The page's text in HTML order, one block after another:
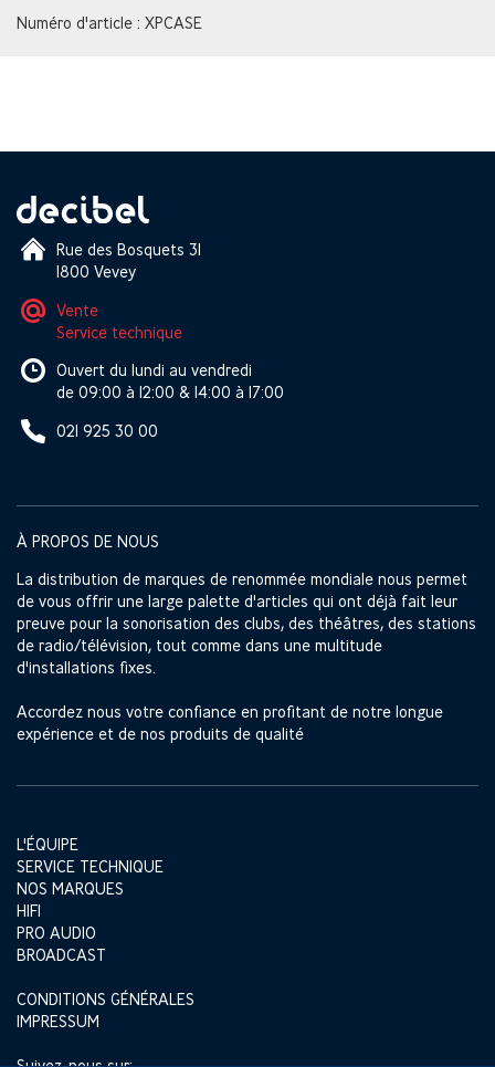
Numéro d'article : XPCASE
Rue des Bosquets 31
1800 Vevey
Vente
Service technique
Ouvert du lundi au vendredi
de 09:00 à 12:00 & 14:00 à 17:00
021 925 30 00
À PROPOS DE NOUS
La distribution de marques de renommée mondiale nous permet
de vous offrir une large palette d'articles qui ont déjà fait leur
preuve pour la sonorisation des clubs, des théâtres, des stations
de radio/télévision, tout comme dans une multitude
d'installations fixes.
Accordez nous votre confiance en profitant de notre longue
expérience et de nos produits de qualité
L'ÉQUIPE
SERVICE TECHNIQUE
NOS MARQUES
HIFI
PRO AUDIO
BROADCAST
CONDITIONS GÉNÉRALES
IMPRESSUM